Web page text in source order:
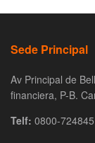
Sede Principal
Av Principal de
financiera, P-B.
Telf: 0800-